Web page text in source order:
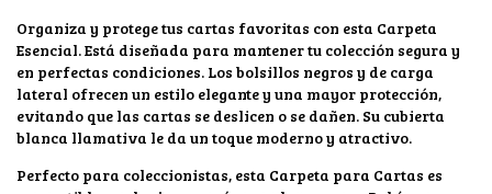
Organiza y protege tus cartas favoritas con esta Carpeta
Esencial. Está diseñada para mantener tu colección segura y
en perfectas condiciones. Los bolsillos negros y de carga
lateral ofrecen un estilo elegante y una mayor protección,
evitando que las cartas se deslicen o se dañen. Su cubierta
blanca llamativa le da un toque moderno y atractivo.
Perfecto para coleccionistas, esta Carpeta para Cartas es